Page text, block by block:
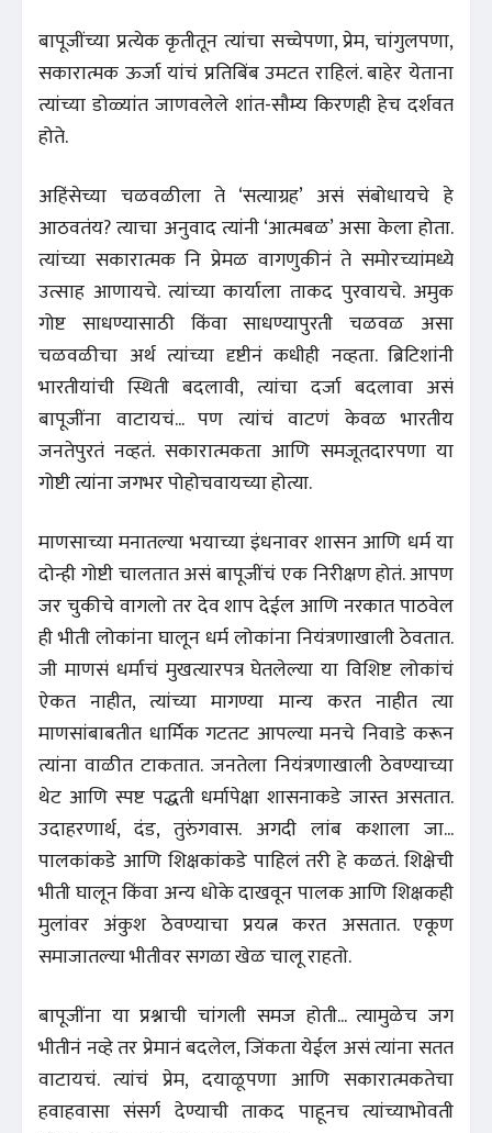
बापूजींच्या प्रत्येक कृतीतून त्यांचा सच्चेपणा, प्रेम, चांगुलपणा,
सकारात्मक ऊर्जा यांचं प्रतिबिंब उमटत राहिलं. बाहेर येताना
त्यांच्या डोळ्यांत जाणवलेले शांत-सौम्य किरणही हेच दर्शवत
होते.
अहिंसेच्या चळवळीला ते ‘सत्याग्रह’ असं संबोधायचे हे
आठवतंय? त्याचा अनुवाद त्यांनी ‘आत्मबळ’ असा केला होता.
त्यांच्या सकारात्मक नि प्रेमळ वागणुकीनं ते समोरच्यांमध्ये
उत्साह आणायचे. त्यांच्या कार्याला ताकद पुरवायचे. अमुक
गोष्ट साधण्यासाठी किंवा साधण्यापुरती चळवळ असा
चळवळीचा अर्थ त्यांच्या दृष्टीनं कधीही नव्हता. ब्रिटिशांनी
भारतीयांची स्थिती बदलावी, त्यांचा दर्जा बदलावा असं
बापूजींना वाटायचं... पण त्यांचं वाटणं केवळ भारतीय
जनतेपुरतं नव्हतं. सकारात्मकता आणि समजूतदारपणा या
गोष्टी त्यांना जगभर पोहोचवायच्या होत्या.
माणसाच्या मनातल्या भयाच्या इंधनावर शासन आणि धर्म या
दोन्ही गोष्टी चालतात असं बापूजींचं एक निरीक्षण होतं. आपण
जर चुकीचे वागलो तर देव शाप देईल आणि नरकात पाठवेल
ही भीती लोकांना घालून धर्म लोकांना नियंत्रणाखाली ठेवतात.
जी माणसं धर्माचं मुखत्यारपत्र घेतलेल्या या विशिष्ट लोकांचं
ऐकत नाहीत, त्यांच्या मागण्या मान्य करत नाहीत त्या
माणसांबाबतीत धार्मिक गटतट आपल्या मनचे निवाडे करून
त्यांना वाळीत टाकतात. जनतेला नियंत्रणाखाली ठेवण्याच्या
थेट आणि स्पष्ट पद्धती धर्मापेक्षा शासनाकडे जास्त असतात.
उदाहरणार्थ, दंड, तुरुंगवास. अगदी लांब कशाला जा...
पालकांकडे आणि शिक्षकांकडे पाहिलं तरी हे कळतं. शिक्षेची
भीती घालून किंवा अन्य धोके दाखवून पालक आणि शिक्षकही
मुलांवर अंकुश ठेवण्याचा प्रयत्न करत असतात. एकूण
समाजातल्या भीतीवर सगळा खेळ चालू राहतो.
बापूजींना या प्रश्नाची चांगली समज होती... त्यामुळेच जग
भीतीनं नव्हे तर प्रेमानं बदलेल, जिंकता येईल असं त्यांना सतत
वाटायचं. त्यांचं प्रेम, दयाळूपणा आणि सकारात्मकतेचा
हवाहवासा संसर्ग देण्याची ताकद पाहूनच त्यांच्याभोवती